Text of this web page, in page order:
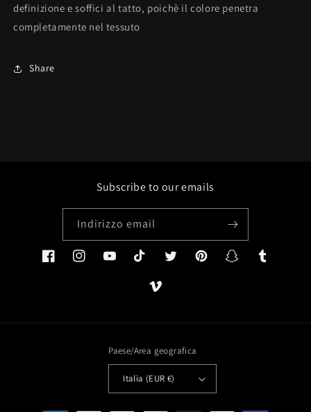
definizione e soffici al tatto, poichè il colore penetra
completamente nel tessuto
Share
Subscribe to our emails
Indirizzo email
FacebookInstagramYouTubeTikTok TwitterPinterestSnapchatTumblr
Vimeo
Paese/Area geografica
Italia (EUR €)